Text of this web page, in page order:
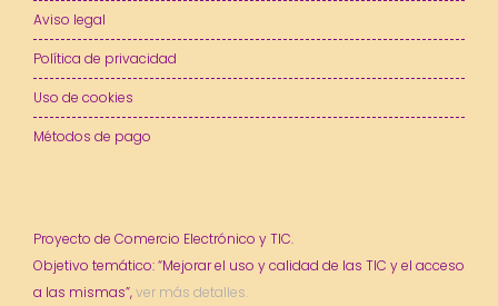
Aviso legal
Política de privacidad
Uso de cookies
Métodos de pago
Proyecto de Comercio Electrónico y TIC.
Objetivo temático: “Mejorar el uso y calidad de las TIC y el acceso
a las mismas”,ver más detalles.